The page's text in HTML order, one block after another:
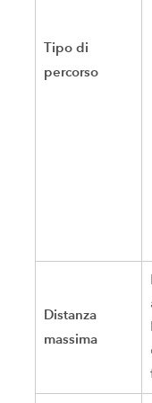
Tipo di
percorso
Distanza
massima